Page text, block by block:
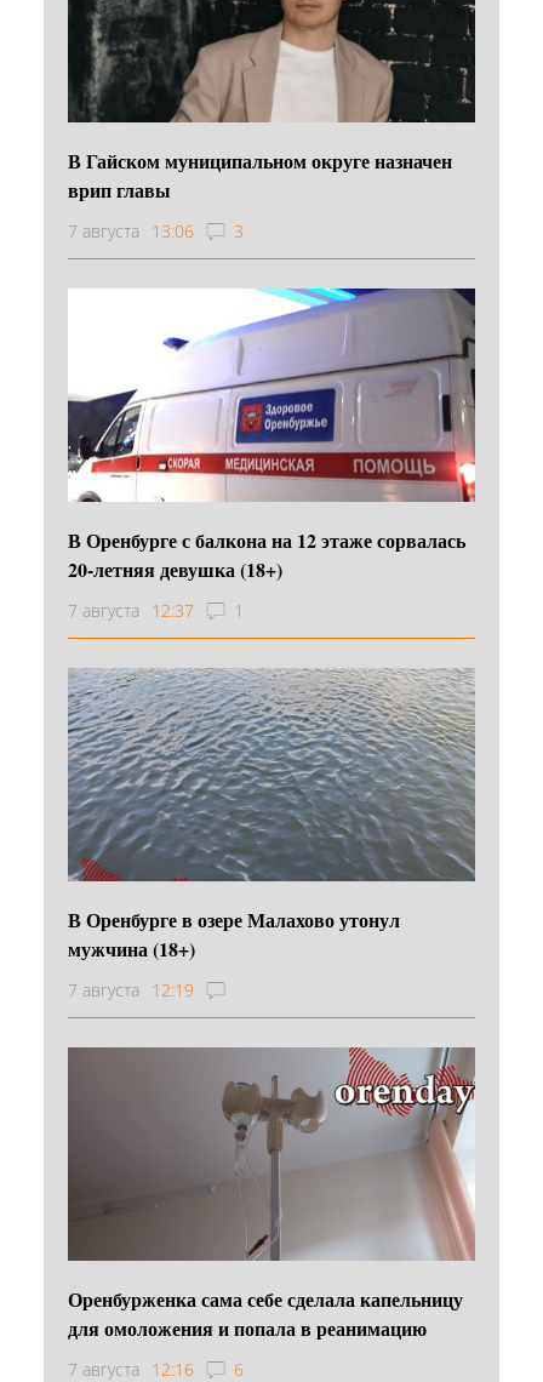
В Гайском муниципальном округе назначен
врип главы
7 августа 13:06 3
В Оренбурге с балкона на 12 этаже сорвалась
20-летняя девушка (18+)
7 августа 12:37 1
В Оренбурге в озере Малахово утонул
мужчина (18+)
7 августа 12:19
Оренбурженка сама себе сделала капельницу
для омоложения и попала в реанимацию
7 августа 12:16 6